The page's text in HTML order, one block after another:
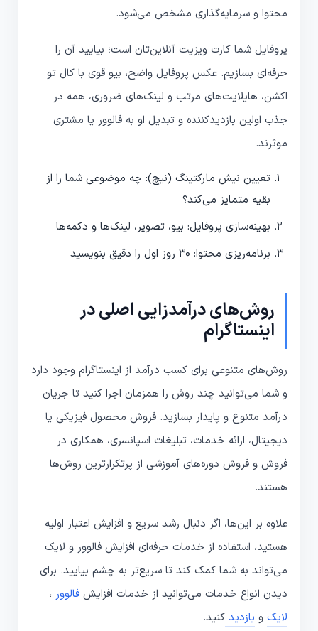
محتوا و سرمایه‌گذاری مشخص می‌شود.
پروفایل شما کارت ویزیت آنلاین‌تان است؛ بیایید آن را
حرفه‌ای بسازیم. عکس پروفایل واضح، بیو قوی با کال تو
اکشن، هایلایت‌های مرتب و لینک‌های ضروری، همه در
جذب اولین بازدیدکننده و تبدیل او به فالوور یا مشتری
موثرند.
تعیین نیش مارکتینگ (نیچ): چه موضوعی شما را از
بقیه متمایز می‌کند؟
بهینه‌سازی پروفایل: بیو، تصویر، لینک‌ها و دکمه‌ها
برنامه‌ریزی محتوا: ۳۰ روز اول را دقیق بنویسید
روش‌های درآمدزایی اصلی در
اینستاگرام
روش‌های متنوعی برای کسب درآمد از اینستاگرام وجود دارد
و شما می‌توانید چند روش را همزمان اجرا کنید تا جریان
درآمد متنوع و پایدار بسازید. فروش محصول فیزیکی یا
دیجیتال، ارائه خدمات، تبلیغات اسپانسری، همکاری در
فروش و فروش دوره‌های آموزشی از پرتکرارترین روش‌ها
هستند.
علاوه بر این‌ها، اگر دنبال رشد سریع و افزایش اعتبار اولیه
هستید، استفاده از خدمات حرفه‌ای افزایش فالوور و لایک
می‌تواند به شما کمک کند تا سریع‌تر به چشم بیایید. برای
دیدن انواع خدمات می‌توانید از خدمات افزایش فالوور ،
لایک و بازدید کنید.